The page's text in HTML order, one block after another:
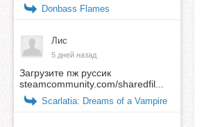
Donbass Flames
Лис
5 дней назад
Загрузите пж руссик
steamcommunity.com/sharedfil...
Scarlatia: Dreams of a Vampire